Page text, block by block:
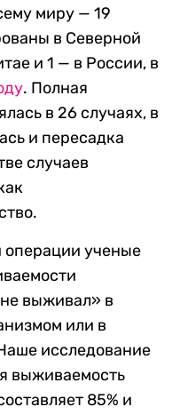
миру — 19
в Северной
и 1 — в России, в
. Полная
в 26 случаях, в
и пересадка
случаев
ученые
выживал» в
или в
исследование
выживаемость
85% и